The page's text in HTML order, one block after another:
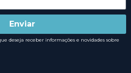
Enviar
deseja receber informações e novidades sobre